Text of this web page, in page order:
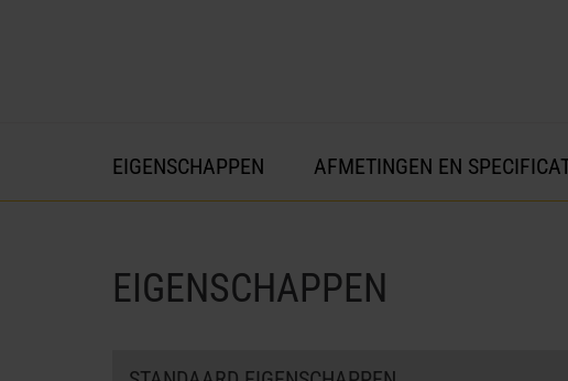
EIGENSCHAPPEN AFMETINGEN EN
EIGENSCHAPPEN